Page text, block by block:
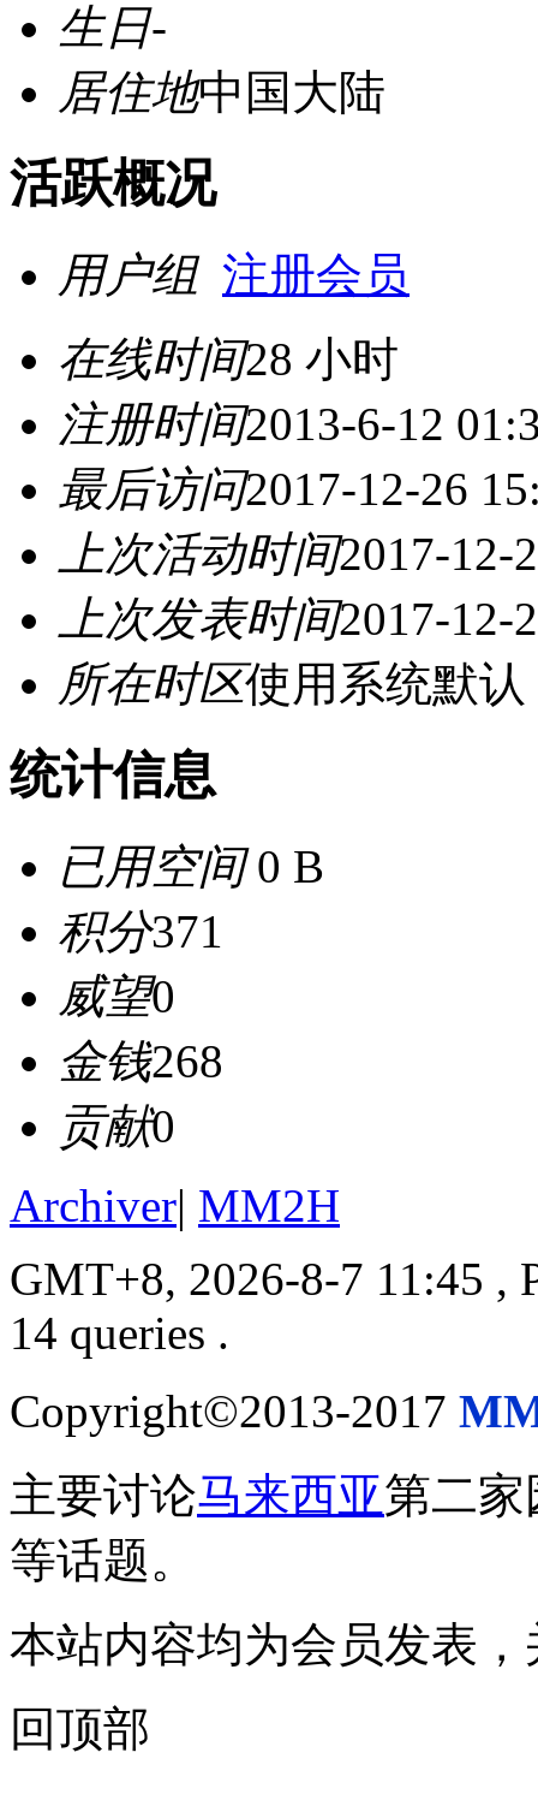
生日-
居住地中国大陆
活跃概况
用户组 注册会员
在线时间28 小时
注册时间2013-6-12
最后访问2017-12-26
上次活动时间2017-12-
上次发表时间2017-12-
所在时区使用系统默认
统计信息
已用空间0 B
积分371
威望0
金钱268
贡献0
Archiver| MM2H
GMT+8, 2026-8-7 11:45 ,
14 queries .
Copyright©2013-2017
主要讨论马来西亚第二
等话题。
本站内容均为会员发表
回顶部